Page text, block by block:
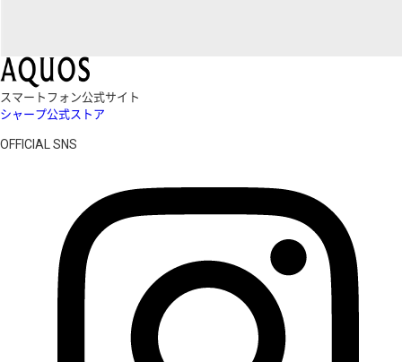
スマートフォン公式サイト
シャープ公式ストア
OFFICIAL SNS